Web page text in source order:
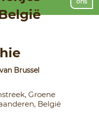
Brussel
Groene
België